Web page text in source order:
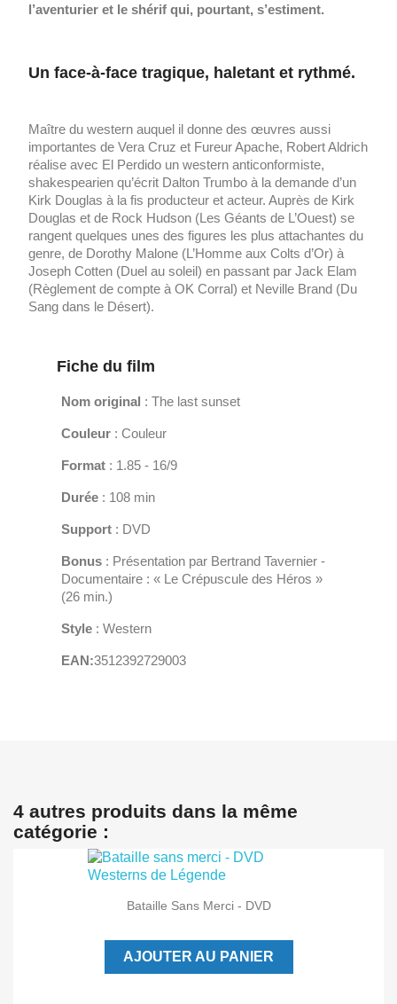
l’aventurier et le shérif qui, pourtant, s’estiment.
Un face-à-face tragique, haletant et rythmé.
Maître du western auquel il donne des œuvres aussi
importantes de Vera Cruz et Fureur Apache, Robert Aldrich
réalise avec El Perdido un western anticonformiste,
shakespearien qu’écrit Dalton Trumbo à la demande d’un
Kirk Douglas à la fis producteur et acteur. Auprès de Kirk
Douglas et de Rock Hudson (Les Géants de L’Ouest) se
rangent quelques unes des figures les plus attachantes du
genre, de Dorothy Malone (L’Homme aux Colts d’Or) à
Joseph Cotten (Duel au soleil) en passant par Jack Elam
(Règlement de compte à OK Corral) et Neville Brand (Du
Sang dans le Désert).
Fiche du film
Nom original : The last sunset
Couleur : Couleur
Format : 1.85 - 16/9
Durée : 108 min
Support : DVD
Bonus : Présentation par Bertrand Tavernier -
Documentaire : « Le Crépuscule des Héros »
(26 min.)
Style : Western
EAN:3512392729003
4 autres produits dans la même
catégorie :
Bataille Sans Merci - DVD
AJOUTER AU PANIER